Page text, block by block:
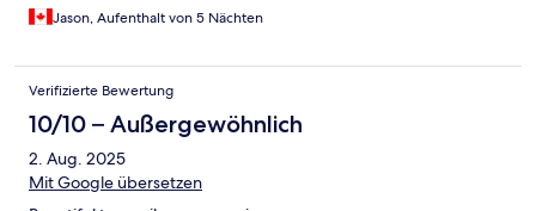
Jason, Aufenthalt von 5 Nächten
Verifizierte Bewertung
10/10 – Außergewöhnlich
2. Aug. 2025
Mit Google übersetzen